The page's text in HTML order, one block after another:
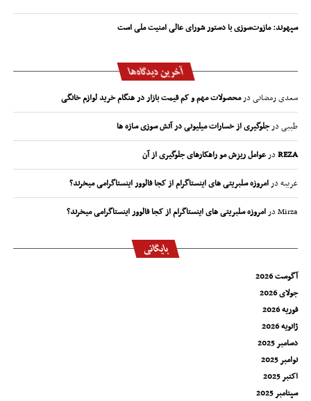
سپهوند:‌ مازوت‌سوزی با دستور شورای عالی امنیت ملی است
آخرین دیدگاه‌ها
سعدی رمضانیدرمحصولات مهم و کم قیمت بازار در هنگام خرید لوازم خانگی
طیبیدرجلوگیری از خسارات میلیونی در آتش سوزی سازه ها
REZAدرعوامل ریزش مو راهکارهای جلوگیری از آن
غریبهدرامروزه سلبریتی های اینستاگرام از کجا فالوور اینستاگرامی میخرند؟
Mirzaدرامروزه سلبریتی های اینستاگرام از کجا فالوور اینستاگرامی میخرند؟
بایگانی
آگوست 2026
جولای 2026
فوریه 2026
ژانویه 2026
دسامبر 2025
نوامبر 2025
اکتبر 2025
سپتامبر 2025